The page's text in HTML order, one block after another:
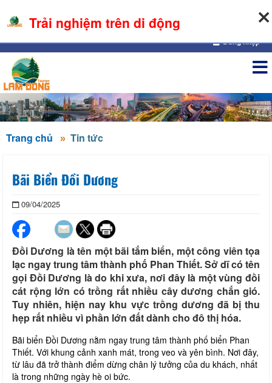
07-08-2026, 06:44:03
Đăng nhập
Trang chủ Tin tức
Bãi Biển Đồi Dương
09/04/2025
Đồi Dương là tên một bãi tắm biển, một công viên tọa
lạc ngay trung tâm thành phố Phan Thiết. Sở dĩ có tên
gọi Đồi Dương là do khi xưa, nơi đây là một vùng đồi
cát rộng lớn có trồng rất nhiều cây dương chắn gió.
Tuy nhiên, hiện nay khu vực trồng dương đã bị thu
hẹp rất nhiều vì phần lớn đất dành cho đô thị hóa.
Bãi biển Đồi Dương nằm ngay trung tâm thành phố biển Phan
Thiết. Với khung cảnh xanh mát, trong veo và yên bình. Nơi đây,
từ lâu đã trở thành điểm dừng chân lý tưởng của du khách, nhất
là trong những ngày hè oi bức.
Trải nghiệm trên di động